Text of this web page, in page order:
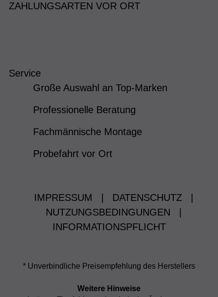
ZAHLUNGSARTEN VOR ORT
Service
Große Auswahl an Top-Marken
Professionelle Beratung
Fachmännische Montage
Probefahrt vor Ort
IMPRESSUM DATENSCHUTZ
NUTZUNGSBEDINGUNGEN
INFORMATIONSPFLICHT
* Unverbindliche Preisempfehlung des Herstellers
Weitere Hinweise